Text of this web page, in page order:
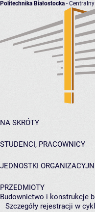
Politechnika Białostocka -
NA SKRÓTY
STUDENCI, PRACOWNICY
JEDNOSTKI
PRZEDMIOTY
Budownictwo i konstrukcje
Szczegóły rejestracji w